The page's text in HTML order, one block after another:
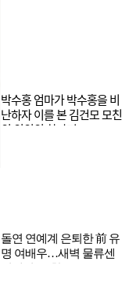
박수홍 엄마가 박수홍을 비
난하자 이를 본 김건모 모친
돌연 연예계 은퇴한 前 유
명 여배우…새벽 물류센